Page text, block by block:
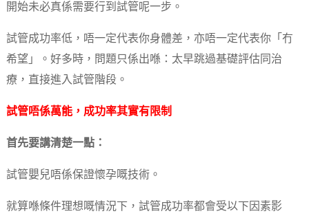
開始未必真係需要行到試管呢一步。
試管成功率低，唔一定代表你身體差，亦唔一定代表你「冇
希望」。好多時，問題只係出喺：太早跳過基礎評估同治
療，直接進入試管階段。
試管唔係萬能，成功率其實有限制
首先要講清楚一點：
試管嬰兒唔係保證懷孕嘅技術。
就算喺條件理想嘅情況下，試管成功率都會受以下因素影